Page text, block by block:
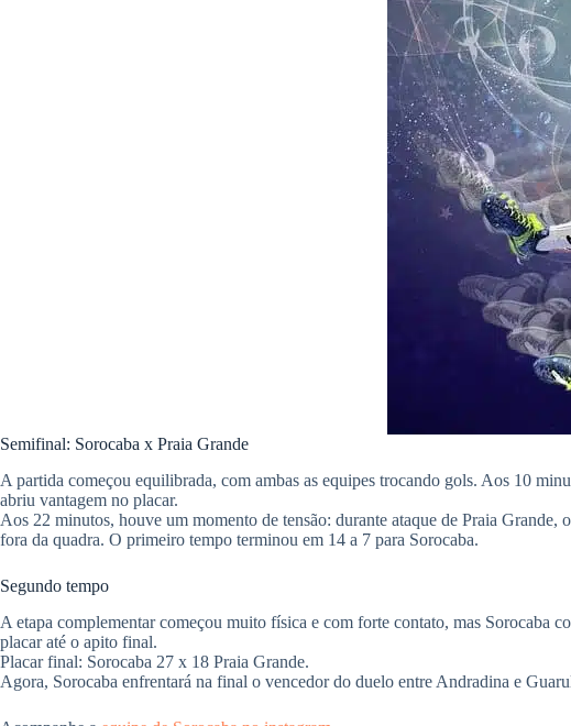
Semifinal: Sorocaba x Praia Grande
​A partida começou equilibrada, com ambas as equipes trocando gols. Aos 10
abriu vantagem no placar.
​Aos 22 minutos, houve um momento de tensão: durante ataque de Praia
fora da quadra. O primeiro tempo terminou em 14 a 7 para Sorocaba.
​Segundo tempo
A etapa complementar começou muito física e com forte contato, mas Sorocaba
placar até o apito final.
​Placar final: Sorocaba 27 x 18 Praia Grande.
​Agora, Sorocaba enfrentará na final o vencedor do duelo entre Andradina e